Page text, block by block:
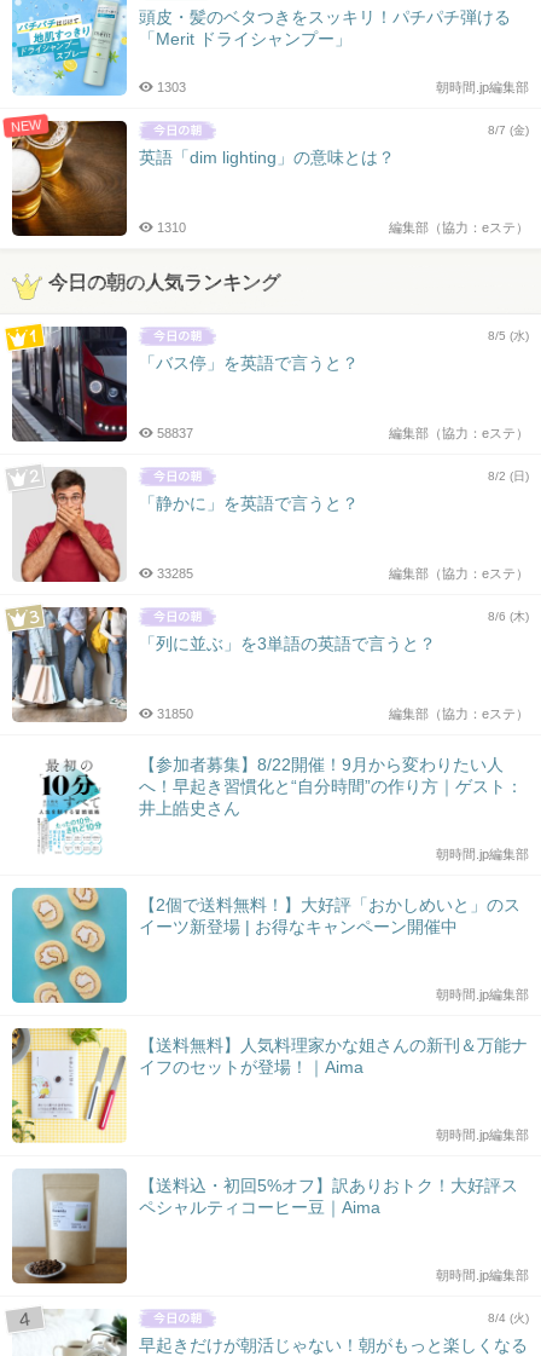
頭皮・髪のベタつきをスッキリ！パチパチ弾ける
「Merit ドライシャンプー」
朝時間.jp編集部
1303
NEW 8/7 (金)
英語「dim lighting」の意味とは？
編集部（協力：eステ）
1310
今日の朝の人気ランキング
8/5 (水)
「バス停」を英語で言うと？
編集部（協力：eステ）
58837
8/2 (日)
「静かに」を英語で言うと？
編集部（協力：eステ）
33285
8/6 (木)
「列に並ぶ」を3単語の英語で言うと？
編集部（協力：eステ）
31850
【参加者募集】8/22開催！9月から変わりたい人
へ！早起き習慣化と“自分時間”の作り方｜ゲスト：
井上皓史さん
朝時間.jp編集部
【2個で送料無料！】大好評「おかしめいと」のス
イーツ新登場 | お得なキャンペーン開催中
朝時間.jp編集部
【送料無料】人気料理家かな姐さんの新刊＆万能ナ
イフのセットが登場！｜Aima
朝時間.jp編集部
【送料込・初回5%オフ】訳ありおトク！大好評ス
ペシャルティコーヒー豆｜Aima
朝時間.jp編集部
8/4 (火)
早起きだけが朝活じゃない！朝がもっと楽しくなる